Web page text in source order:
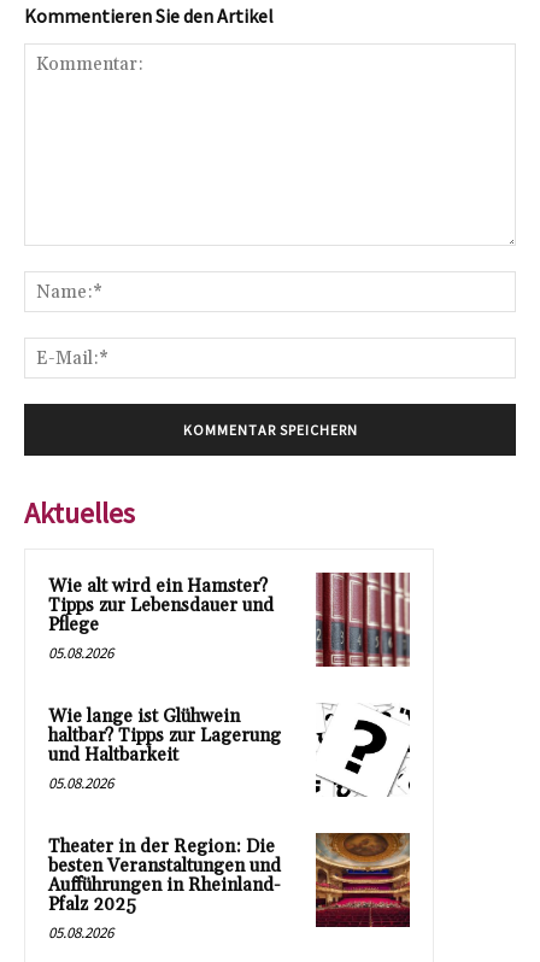
Kommentieren Sie den Artikel
Aktuelles
Wie alt wird ein Hamster?
Tipps zur Lebensdauer und
Pflege
05.08.2026
Wie lange ist Glühwein
haltbar? Tipps zur Lagerung
und Haltbarkeit
05.08.2026
Theater in der Region: Die
besten Veranstaltungen und
Aufführungen in Rheinland-
Pfalz 2025
05.08.2026